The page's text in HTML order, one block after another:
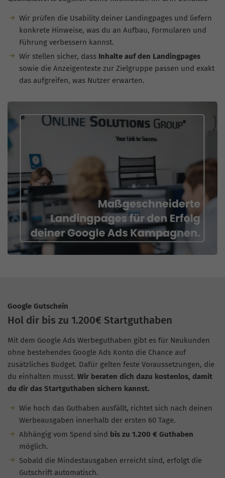
Wir prüfen die Usability deiner Landingpages und liefern
konkrete Hinweise, was du an Aufbau, Formularen und
Führung verbessern kannst.
Wir stellen sicher, dass Inhalte auf den Landingpages
sowie die Anzeigentexte zur Zielgruppe passen und exakt
das aufgreifen, was Nutzer erwarten.
Google Gutschein
Hol dir bis zu 1.200€ Startguthaben
Mit dem Google Ads Werbeguthaben gibt es für Neukunden
ohne bestehendes Google Ads Konto die Chance auf
zusätzliches Budget. Dafür gelten feste Voraussetzungen, die
du einhalten musst. Wir beraten dich dazu kostenlos, damit
du dir das Startguthaben sichern kannst.
Wie hoch das Guthaben ausfällt, richtet sich nach deinen
Werbeausgaben innerhalb der ersten 60 Tage.
Abhängig vom Spend sind bis zu 1.200 € Guthaben
möglich.
Sobald die Mindestausgaben erreicht sind, erfolgt die
Gutschrift automatisch.